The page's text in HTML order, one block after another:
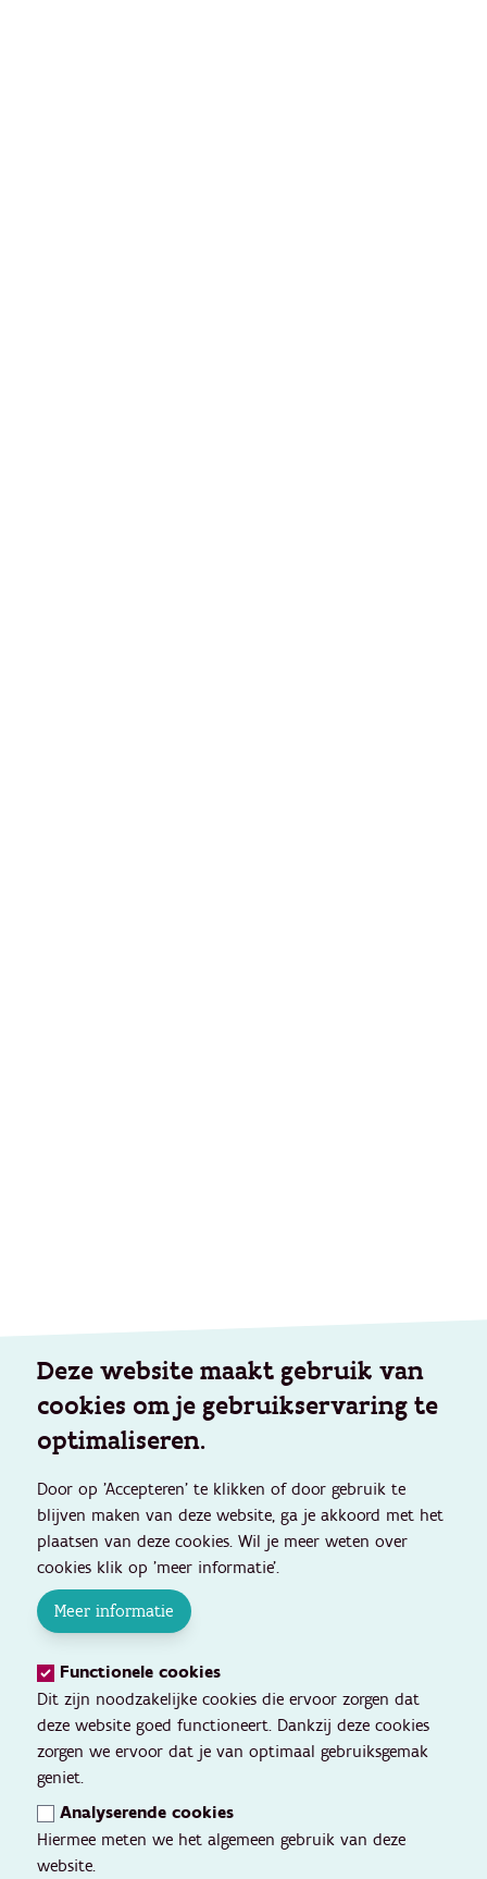
Deze website maakt gebruik van
cookies om je gebruikservaring te
optimaliseren.
Door op 'Accepteren' te klikken of door gebruik te
blijven maken van deze website, ga je akkoord met het
plaatsen van deze cookies. Wil je meer weten over
cookies klik op 'meer informatie'.
Meer informatie
Functionele cookies
Dit zijn noodzakelijke cookies die ervoor zorgen dat
deze website goed functioneert. Dankzij deze cookies
zorgen we ervoor dat je van optimaal gebruiksgemak
geniet.
Analyserende cookies
Hiermee meten we het algemeen gebruik van deze
website.